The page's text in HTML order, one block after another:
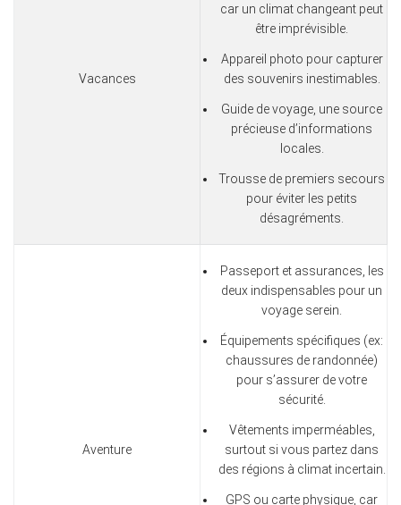
Vacances
car un climat changeant peut
être imprévisible.
Appareil photo pour capturer
des souvenirs inestimables.
Guide de voyage, une source
précieuse d’informations
locales.
Trousse de premiers secours
pour éviter les petits
désagréments.
Aventure
Passeport et assurances, les
deux indispensables pour un
voyage serein.
Équipements spécifiques (ex:
chaussures de randonnée)
pour s’assurer de votre
sécurité.
Vêtements imperméables,
surtout si vous partez dans
des régions à climat incertain.
GPS ou carte physique, car